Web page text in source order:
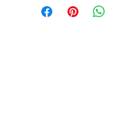
Fleetguard:
Diámetro